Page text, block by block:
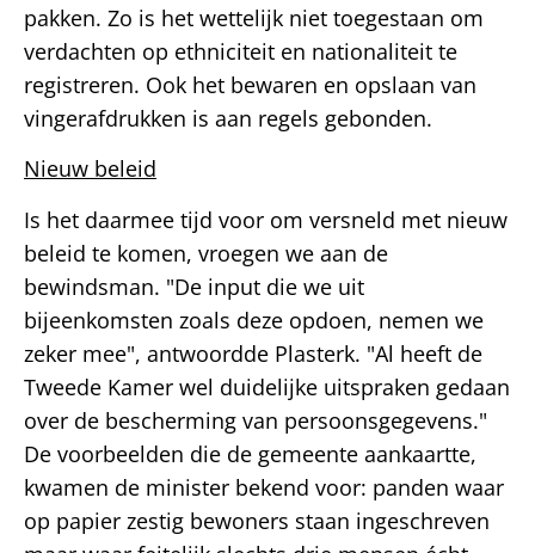
pakken. Zo is het wettelijk niet toegestaan om
verdachten op ethniciteit en nationaliteit te
registreren. Ook het bewaren en opslaan van
vingerafdrukken is aan regels gebonden.
Nieuw beleid
Is het daarmee tijd voor om versneld met nieuw
beleid te komen, vroegen we aan de
bewindsman. "De input die we uit
bijeenkomsten zoals deze opdoen, nemen we
zeker mee", antwoordde Plasterk. "Al heeft de
Tweede Kamer wel duidelijke uitspraken gedaan
over de bescherming van persoonsgegevens."
De voorbeelden die de gemeente aankaartte,
kwamen de minister bekend voor: panden waar
op papier zestig bewoners staan ingeschreven